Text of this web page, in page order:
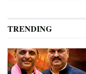
TRENDING